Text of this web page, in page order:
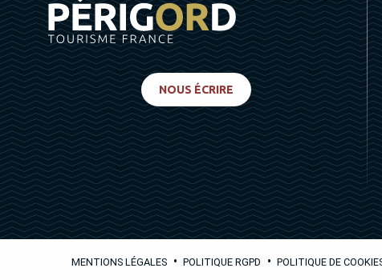
NOUS ÉCRIRE
MENTIONS LÉGALES • POLITIQUE RGPD • POLITIQUE DE